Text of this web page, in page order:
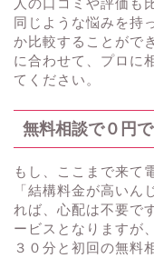
人の口コミや評価も
同じような悩みを持
か比較することがで
に合わせて、プロに
てください。
無料相談で０円
もし、ここまで来て
「結構料金が高いん
れば、心配は不要で
ービスとなりますが
３０分と初回の無料